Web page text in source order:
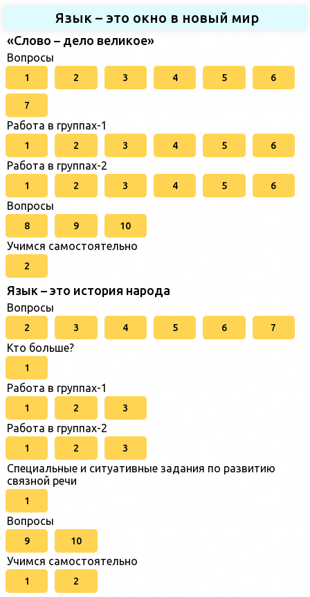
Язык – это окно в новый мир
«Слово – дело великое»
Вопросы
1 2 3 4 5 6
7
Работа в группах-1
1 2 3 4 5 6
Работа в группах-2
1 2 3 4 5 6
Вопросы
8 9 10
Учимся самостоятельно
2
Язык – это история народа
Вопросы
2 3 4 5 6 7
Кто больше?
1
Работа в группах-1
1 2 3
Работа в группах-2
1 2 3
Специальные и ситуативные задания по развитию
связной речи
1
Вопросы
9 10
Учимся самостоятельно
1 2